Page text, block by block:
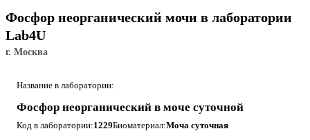
Фосфор неорганический мочи в лаборатории
Lab4U
г. Москва
Название в лаборатории:
Фосфор неорганический в моче суточной
Код в лаборатории:1229Биоматериал:Моча суточная